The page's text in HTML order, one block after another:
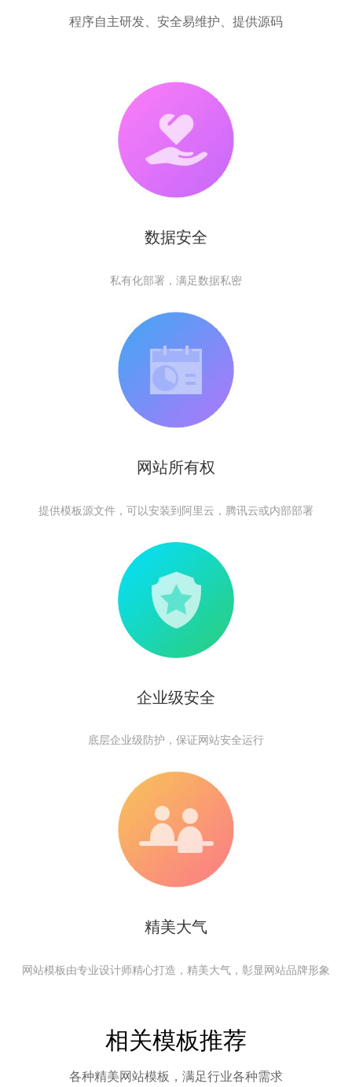
程序自主研发、安全易维护、提供源码
数据安全
私有化部署，满足数据私密
网站所有权
提供模板源文件，可以安装到阿里云，腾讯云或内部部署
企业级安全
底层企业级防护，保证网站安全运行
精美大气
网站模板由专业设计师精心打造，精美大气，彰显网站品牌形象
相关模板推荐
各种精美网站模板，满足行业各种需求